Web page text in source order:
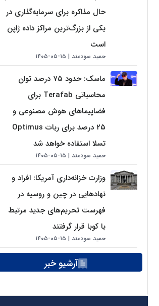
حال مذاکره برای سرمایه‌گذاری در
یکی از بزرگ‌ترین مراکز داده ژاپن
است
حمید سودمند ۱۵-۰۵-۱۴۰۵
ماسک: حدود ۷۵ درصد توان
محاسباتی Terafab برای
فضاپیماهای هوش مصنوعی و
۲۵ درصد برای ربات Optimus
تسلا استفاده خواهد شد
حمید سودمند ۱۵-۰۵-۱۴۰۵
وزارت خزانه‌داری آمریکا: افراد و
نهادهایی در چین و روسیه در
فهرست تحریم‌های جدید مرتبط
با کوبا قرار گرفتند
حمید سودمند ۱۵-۰۵-۱۴۰۵
آرشیو خبر